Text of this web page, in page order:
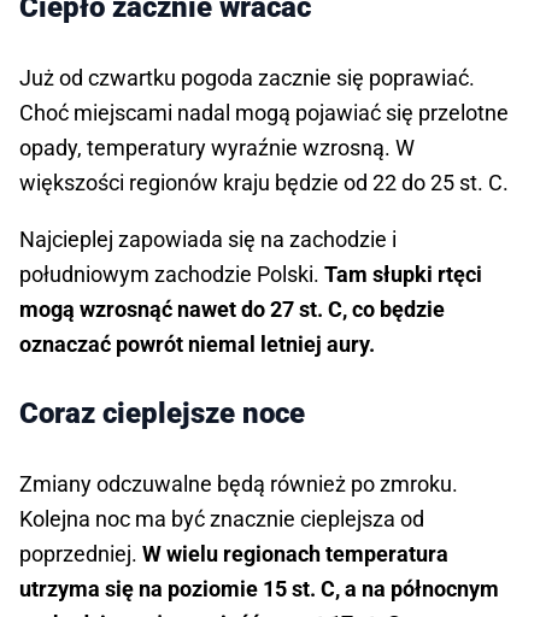
Ciepło zacznie wracać
Już od czwartku pogoda zacznie się poprawiać.
Choć miejscami nadal mogą pojawiać się przelotne
opady, temperatury wyraźnie wzrosną. W
większości regionów kraju będzie od 22 do 25 st. C.
Najcieplej zapowiada się na zachodzie i
południowym zachodzie Polski. Tam słupki rtęci
mogą wzrosnąć nawet do 27 st. C, co będzie
oznaczać powrót niemal letniej aury.
Coraz cieplejsze noce
Zmiany odczuwalne będą również po zmroku.
Kolejna noc ma być znacznie cieplejsza od
poprzedniej. W wielu regionach temperatura
utrzyma się na poziomie 15 st. C, a na północnym